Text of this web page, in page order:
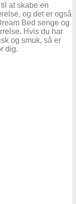
at skabe en
og det er også
Bed senge og
Hvis du har
og smuk, så er
dig.